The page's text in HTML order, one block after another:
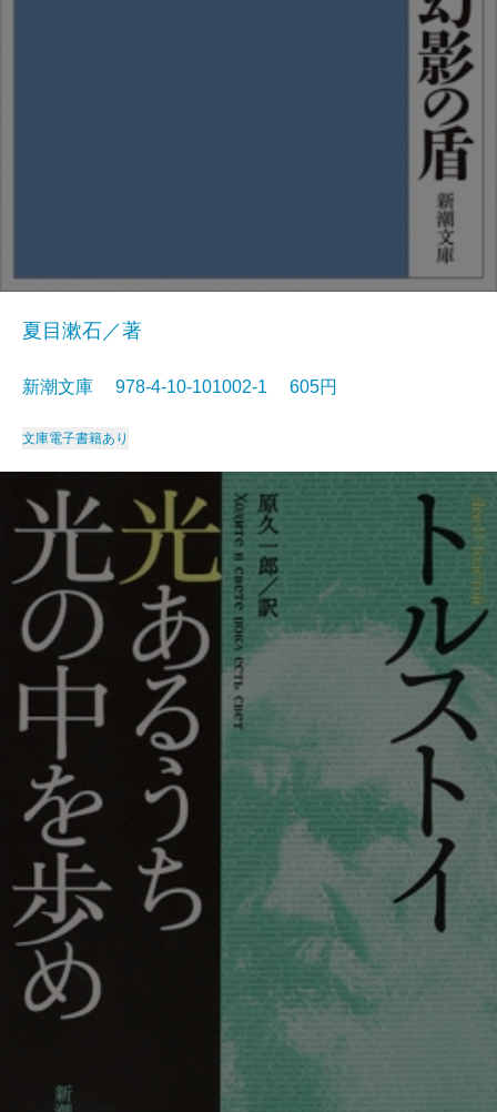
夏目漱石／著
新潮文庫 978-4-10-101002-1 605円
文庫電子書籍あり